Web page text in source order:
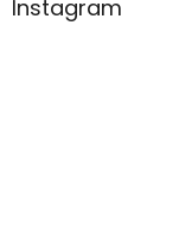
Instagram